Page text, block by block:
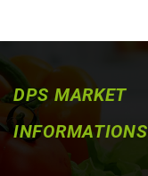
DPS MARKET
INFORMATIONS